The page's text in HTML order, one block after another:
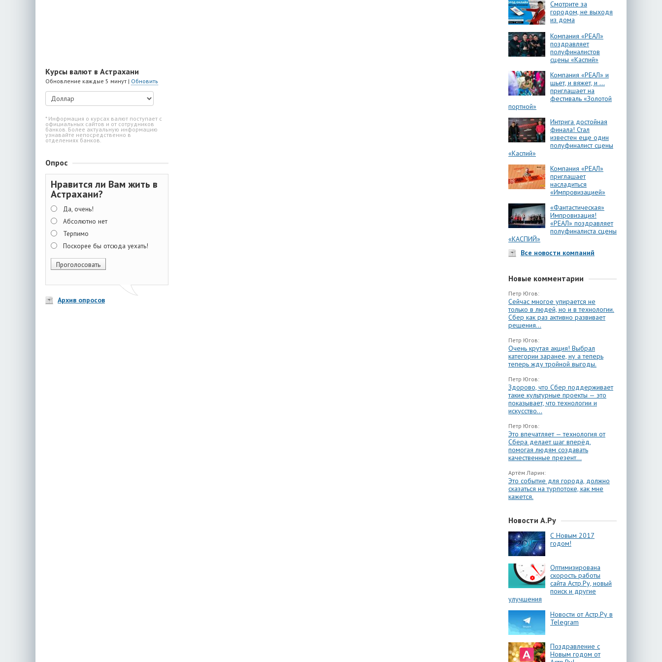
Курсы валют в Астрахани
Обновление каждые 5 минут | Обновить
* Информация о курсах валют поступает с
официальных сайтов и от сотрудников
банков. Более актуальную информацию
узнавайте непосредственно в
отделениях банков.
Опрос
Нравится ли Вам жить в
Астрахани?
Да, очень!
Абсолютно нет
Терпимо
Поскорее бы отсюда уехать!
Архив опросов
Смотрите за
городом, не выходя
из дома
Компания «РЕАЛ»
поздравляет
полуфиналистов
сцены «Каспий»
Компания «РЕАЛ» и
шьет, и вяжет, и …
приглашает на
фестиваль «Золотой
портной»
Интрига достойная
финала! Стал
известен еще один
полуфиналист сцены
«Каспий»
Компания «РЕАЛ»
приглашает
насладиться
«Импровизацией»
«Фантастическая»
Импровизация!
«РЕАЛ» поздравляет
полуфиналиста сцены
«КАСПИЙ»
Все новости компаний
Новые комментарии
Петр Югов:
Сейчас многое упирается не
только в людей, но и в технологии.
Сбер как раз активно развивает
решения...
Петр Югов:
Очень крутая акция! Выбрал
категории заранее, ну а теперь
теперь жду тройной выгоды.
Петр Югов:
Здорово, что Сбер поддерживает
такие культурные проекты — это
показывает, что технологии и
искусство...
Петр Югов:
Это впечатляет — технология от
Сбера делает шаг вперёд,
помогая людям создавать
качественные презент...
Артём Ларин:
Это событие для города, должно
сказаться на турпотоке, как мне
кажется.
Новости А.Ру
С Новым 2017
годом!
Оптимизирована
скорость работы
сайта Астр.Ру, новый
поиск и другие
улучшения
Новости от Астр.Ру в
Telegram
Поздравление с
Новым годом от